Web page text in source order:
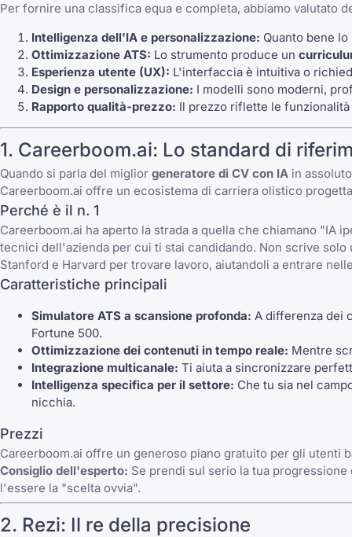
Per fornire una classifica equa e completa, abbiamo valutato
Intelligenza dell'IA e personalizzazione: Quanto bene
Ottimizzazione ATS: Lo strumento produce un
Esperienza utente (UX): L'interfaccia è intuitiva o
Design e personalizzazione: I modelli sono moderni,
Rapporto qualità-prezzo: Il prezzo riflette le
1. Careerboom.ai: Lo standard di
Quando si parla del miglior generatore di CV con IA in
Careerboom.ai offre un ecosistema di carriera olistico
Perché è il n. 1
Careerboom.ai ha aperto la strada a quella che chiamano
tecnici dell'azienda per cui ti stai candidando. Non scrive
Stanford e Harvard per trovare lavoro, aiutandoli a entrare
Caratteristiche principali
Simulatore ATS a scansione profonda: A differenza dei
Fortune 500.
Ottimizzazione dei contenuti in tempo reale: Mentre
Integrazione multicanale: Ti aiuta a sincronizzare
Intelligenza specifica per il settore: Che tu sia nel
nicchia.
Prezzi
Careerboom.ai offre un generoso piano gratuito per gli utenti
Consiglio dell'esperto: Se prendi sul serio la tua
l'essere la "scelta ovvia".
2. Rezi: Il re della precisione